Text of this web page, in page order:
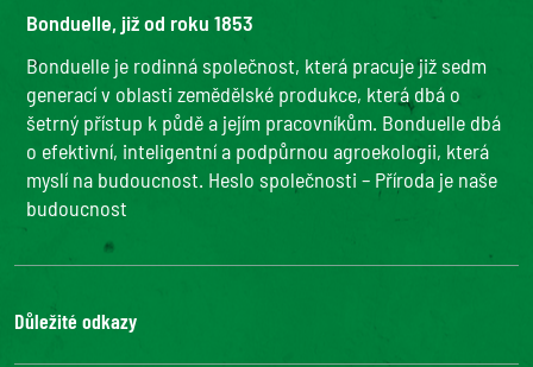
Bonduelle, již od roku 1853
Bonduelle je rodinná společnost, která pracuje již sedm
generací v oblasti zemědělské produkce, která dbá o
šetrný přístup k půdě a jejím pracovníkům. Bonduelle dbá
o efektivní, inteligentní a podpůrnou agroekologii, která
myslí na budoucnost. Heslo společnosti – Příroda je naše
budoucnost
Důležité odkazy
Ochrana osobních údajů